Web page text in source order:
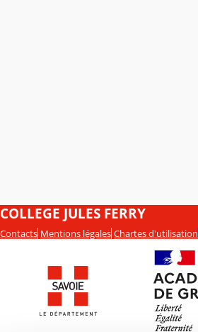
COLLEGE JULES FERRY
Contacts Mentions légales Chartes d'utilisation